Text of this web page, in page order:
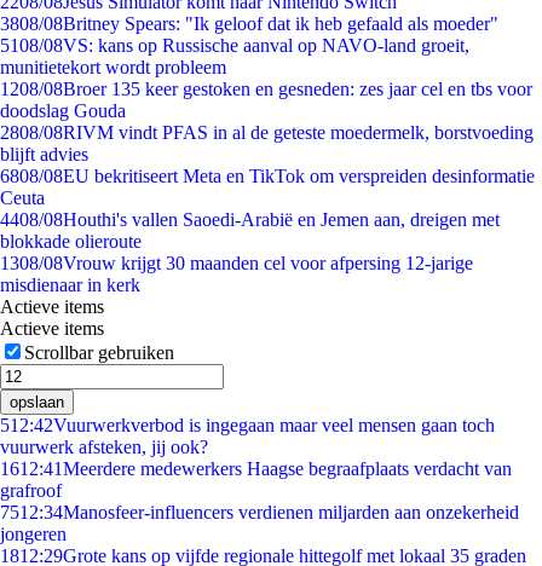
3808/08Britney Spears: "Ik geloof dat ik heb gefaald als moeder"
5108/08VS: kans op Russische aanval op NAVO-land groeit,
munitietekort wordt probleem
1208/08Broer 135 keer gestoken en gesneden: zes jaar cel en tbs voor
doodslag Gouda
2808/08RIVM vindt PFAS in al de geteste moedermelk, borstvoeding
blijft advies
6808/08EU bekritiseert Meta en TikTok om verspreiden desinformatie
Ceuta
4408/08Houthi's vallen Saoedi-Arabië en Jemen aan, dreigen met
blokkade olieroute
1308/08Vrouw krijgt 30 maanden cel voor afpersing 12-jarige
misdienaar in kerk
Actieve items
Actieve items
Scrollbar gebruiken
opslaan
512:42Vuurwerkverbod is ingegaan maar veel mensen gaan toch
vuurwerk afsteken, jij ook?
1612:41Meerdere medewerkers Haagse begraafplaats verdacht van
grafroof
7512:34Manosfeer-influencers verdienen miljarden aan onzekerheid
jongeren
1812:29Grote kans op vijfde regionale hittegolf met lokaal 35 graden